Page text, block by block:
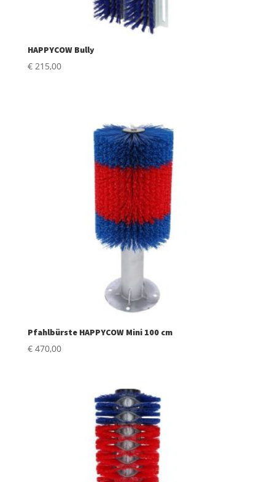
HAPPYCOW Bully
€215,00
Pfahlbürste HAPPYCOW Mini 100 cm
€470,00